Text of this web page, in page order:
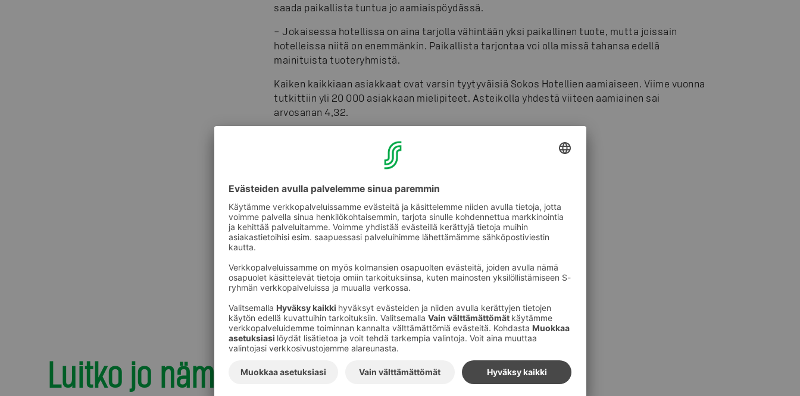
saada paikallista tuntua jo aamiaispöydässä.
– Jokaisessa hotellissa on aina tarjolla vähintään yksi paikallinen tuote, mutta joissain
hotelleissa niitä on enemmänkin. Paikallista tarjontaa voi olla missä tahansa edellä
mainituista tuoteryhmistä.
Kaiken kaikkiaan asiakkaat ovat varsin tyytyväisiä Sokos Hotellien aamiaiseen. Viime vuonna
tutkittiin yli 20 000 asiakkaan mielipiteet. Asteikolla yhdestä viiteen aamiainen sai
arvosanan 4,32.
Luitko jo nämä?